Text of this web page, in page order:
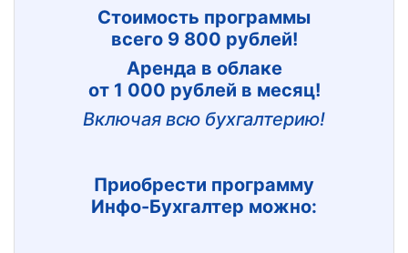
Стоимость программы
всего 9 800 рублей!
Аренда в облаке
от 1 000 рублей в месяц!
Включая всю бухгалтерию!
Приобрести программу
Инфо-Бухгалтер можно: